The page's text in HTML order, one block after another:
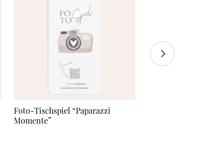
Mehr Karten
Foto-Tischspiel “Paparazzi
Momente”